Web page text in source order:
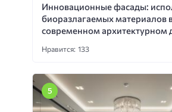
Инновационные фасады:
биоразлагаемых материалов
современном архитектурном
Нравится: 133